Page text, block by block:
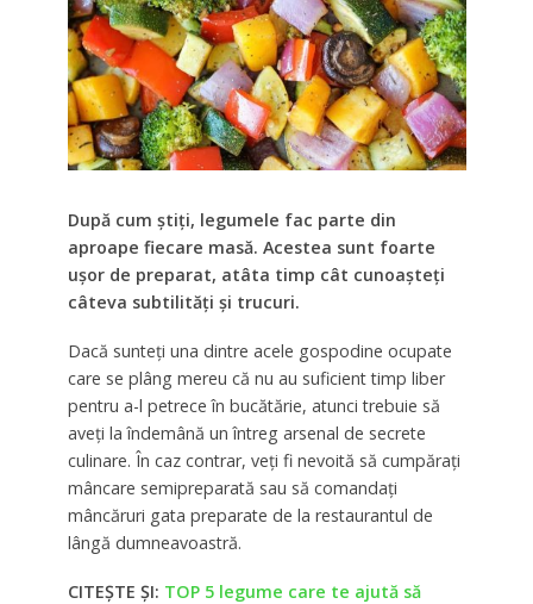
După cum știți, legumele fac parte din
aproape fiecare masă. Acestea sunt foarte
ușor de preparat, atâta timp cât cunoașteți
câteva subtilități și trucuri.
Dacă sunteți una dintre acele gospodine ocupate
care se plâng mereu că nu au suficient timp liber
pentru a-l petrece în bucătărie, atunci trebuie să
aveți la îndemână un întreg arsenal de secrete
culinare. În caz contrar, veți fi nevoită să cumpărați
mâncare semipreparată sau să comandați
mâncăruri gata preparate de la restaurantul de
lângă dumneavoastră.
CITEȘTE ȘI: TOP 5 legume care te ajută să